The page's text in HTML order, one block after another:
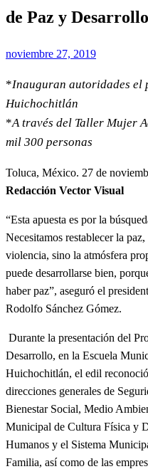
de Paz y Desarrollo
Publicado
noviembre 27, 2019
*Inauguran autoridades el
Huichochitlán
*A través del Taller Mujer
mil 300 personas
Toluca, México. 27 de
Redacción Vector Visual
“Esta apuesta es por la
Necesitamos restablecer la
violencia, sino la atmósfera
puede desarrollarse bien,
haber paz”, aseguró el
Rodolfo Sánchez Gómez.
Durante la presentación del
Desarrollo, en la Escuela
Huichochitlán, el edil
direcciones generales de
Bienestar Social, Medio
Municipal de Cultura Física y
Humanos y el Sistema
Familia, así como de las